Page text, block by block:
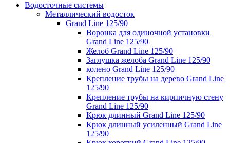
Водосточные системы
Металлический водосток
Grand Line 125/90
Воронка для одиночной установки
Grand Line 125/90
Желоб Grand Line 125/90
Заглушка желоба Grand Line 125/90
колено Grand Line 125/90
Крепление трубы на дерево Grand Line
125/90
Крепление трубы на кирпичную стену
Grand Line 125/90
Крюк длинный Grand Line 125/90
Крюк длинный усиленный Grand Line
125/90